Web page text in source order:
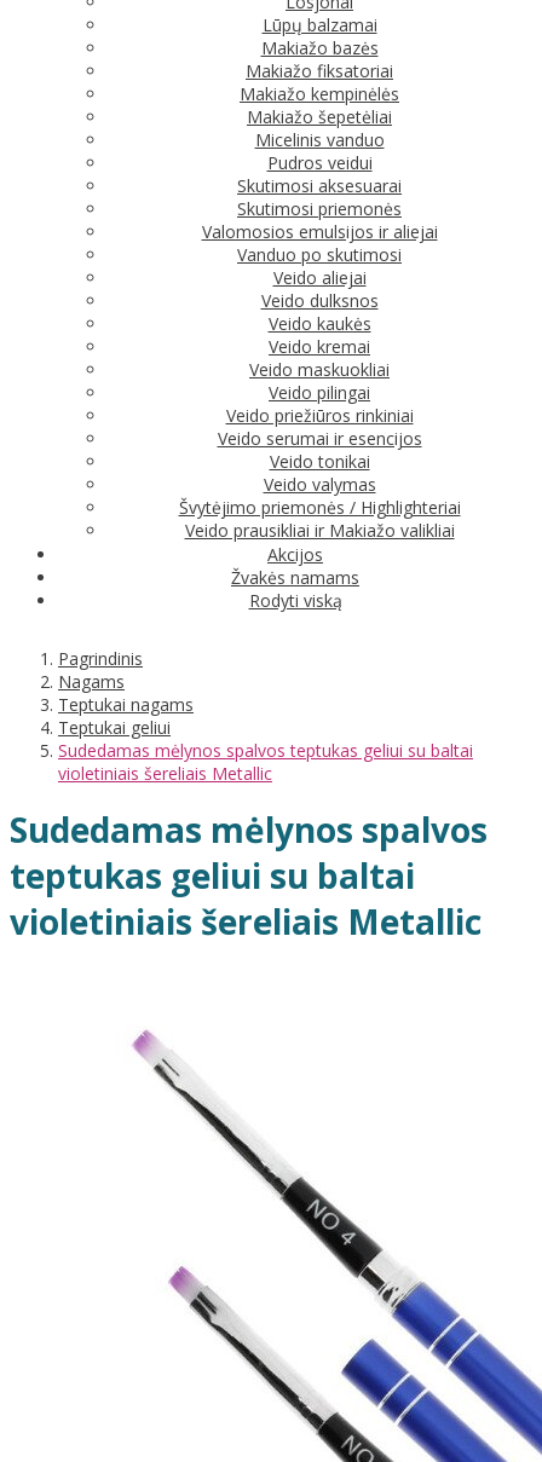
Lūpų balzamai
Makiažo bazės
Makiažo fiksatoriai
Makiažo kempinėlės
Makiažo šepetėliai
Micelinis vanduo
Pudros veidui
Skutimosi aksesuarai
Skutimosi priemonės
Valomosios emulsijos ir aliejai
Vanduo po skutimosi
Veido aliejai
Veido dulksnos
Veido kaukės
Veido kremai
Veido maskuokliai
Veido pilingai
Veido priežiūros rinkiniai
Veido serumai ir esencijos
Veido tonikai
Veido valymas
Švytėjimo priemonės / Highlighteriai
Veido prausikliai ir Makiažo valikliai
Akcijos
Žvakės namams
Rodyti viską
Pagrindinis
Nagams
Teptukai nagams
Teptukai geliui
Sudedamas mėlynos spalvos teptukas geliui su baltai
violetiniais šereliais Metallic
Sudedamas mėlynos spalvos
teptukas geliui su baltai
violetiniais šereliais Metallic